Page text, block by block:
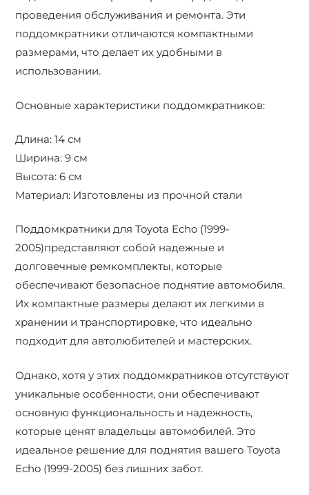
проведения обслуживания и ремонта. Эти
поддомкратники отличаются компактными
размерами, что делает их удобными в
использовании.
Основные характеристики поддомкратников:
Длина: 14 см
Ширина: 9 см
Высота: 6 см
Материал: Изготовлены из прочной стали
Поддомкратники для Toyota Echo (1999-
2005)представляют собой надежные и
долговечные ремкомплекты, которые
обеспечивают безопасное поднятие автомобиля.
Их компактные размеры делают их легкими в
хранении и транспортировке, что идеально
подходит для автолюбителей и мастерских.
Однако, хотя у этих поддомкратников отсутствуют
уникальные особенности, они обеспечивают
основную функциональность и надежность,
которые ценят владельцы автомобилей. Это
идеальное решение для поднятия вашего Toyota
Echo (1999-2005) без лишних забот.